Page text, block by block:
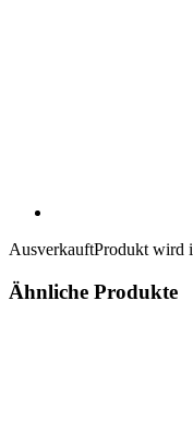
AusverkauftProdukt wird
Ähnliche Produkte